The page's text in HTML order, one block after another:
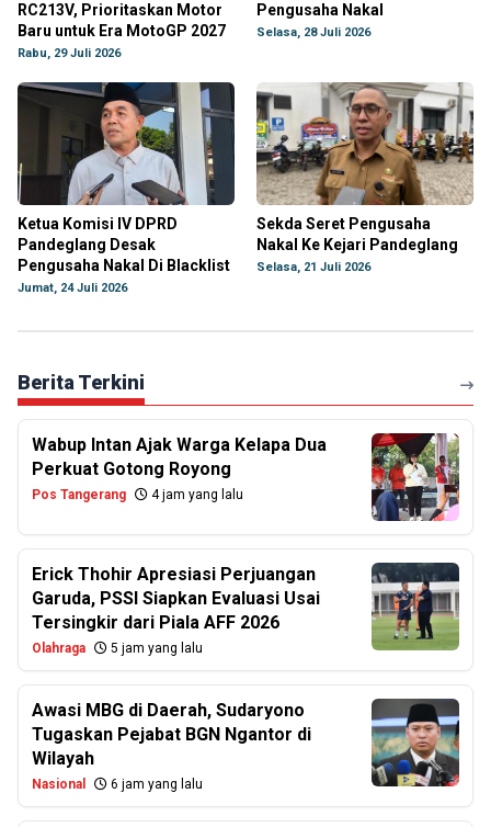
RC213V, Prioritaskan Motor
Baru untuk Era MotoGP 2027
Rabu, 29 Juli 2026
Pengusaha Nakal
Selasa, 28 Juli 2026
Ketua Komisi IV DPRD
Pandeglang Desak
Pengusaha Nakal Di Blacklist
Jumat, 24 Juli 2026
Sekda Seret Pengusaha
Nakal Ke Kejari Pandeglang
Selasa, 21 Juli 2026
Berita Terkini
Wabup Intan Ajak Warga Kelapa Dua
Perkuat Gotong Royong
Pos Tangerang 4 jam yang lalu
Erick Thohir Apresiasi Perjuangan
Garuda, PSSI Siapkan Evaluasi Usai
Tersingkir dari Piala AFF 2026
Olahraga 5 jam yang lalu
Awasi MBG di Daerah, Sudaryono
Tugaskan Pejabat BGN Ngantor di
Wilayah
Nasional 6 jam yang lalu